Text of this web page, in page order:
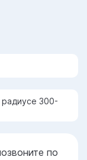
300-
по